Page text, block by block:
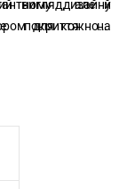
вигляд, але й
покриття на
дизайну
для кожного